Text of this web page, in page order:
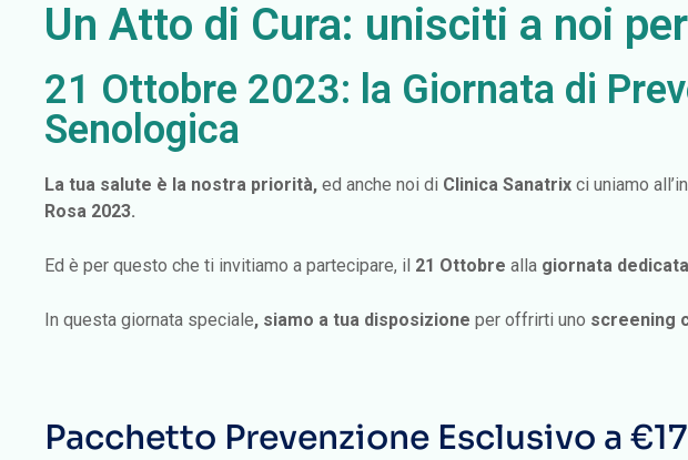
Un Atto di Cura: unisciti a noi
21 Ottobre 2023: la Giornata di
Senologica
La tua salute è la nostra priorità, ed anche noi di Clinica Sanatrix ci uniamo
Rosa 2023.
Ed è per questo che ti invitiamo a partecipare, il 21 Ottobre alla giornata dedicata
In questa giornata speciale, siamo a tua disposizione per offrirti uno screening
Pacchetto Prevenzione Esclusivo a